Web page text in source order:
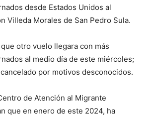
desde Estados Unidos al
Villeda Morales de San Pedro Sula.
otro vuelo llegara con más
al medio día de este miércoles;
por motivos desconocidos.
de Atención al Migrante
que en enero de este 2024, ha